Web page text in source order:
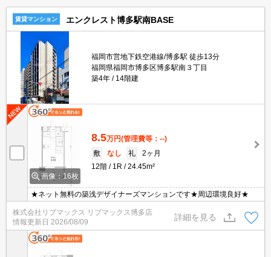
賃貸マンション エンクレスト博多駅南BASE
福岡市営地下鉄空港線/博多駅 徒歩13分
福岡県福岡市博多区博多駅南３丁目
築4年
14階建
画像：16枚
8.5万円(管理費等：--)
敷
なし 礼
2ヶ月
12階
1R 24.45m²
★ネット無料の築浅デザイナーズマンションです★周辺環境良好★
株式会社リブマックス リブマックス博多店
情報更新日 2026/08/09
詳細を見る